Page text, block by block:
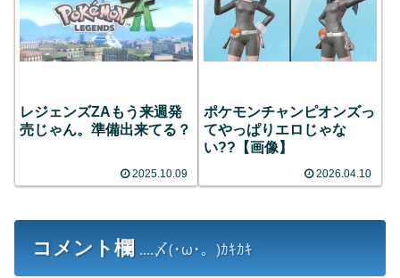
レジェンズZAもう来週発
売じゃん。準備出来てる？
2025.10.09
ポケモンチャンピオンズっ
てやっぱりエロじゃな
い??【画像】
2026.04.10
コメント欄 ....〆(･ω･。)ｶｷｶｷ